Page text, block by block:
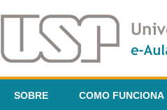
SOBRE COMO FUNCIONA